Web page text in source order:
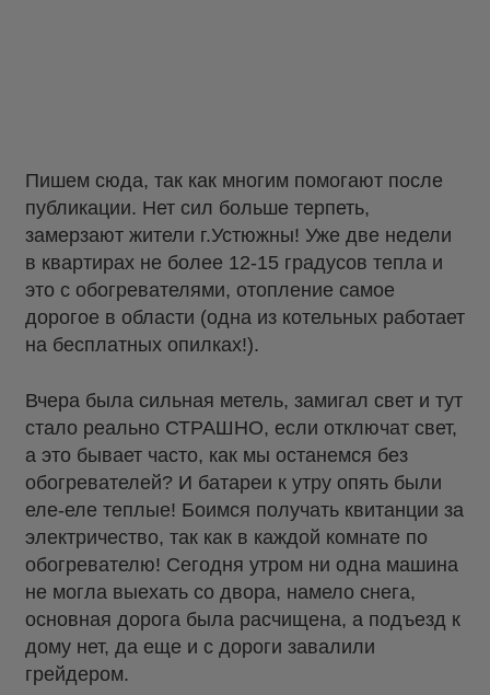
Пишем сюда, так как многим помогают после
публикации. Нет сил больше терпеть,
замерзают жители г.Устюжны! Уже две недели
в квартирах не более 12-15 градусов тепла и
это с обогревателями, отопление самое
дорогое в области (одна из котельных работает
на бесплатных опилках!).
Вчера была сильная метель, замигал свет и тут
стало реально СТРАШНО, если отключат свет,
а это бывает часто, как мы останемся без
обогревателей? И батареи к утру опять были
еле-еле теплые! Боимся получать квитанции за
электричество, так как в каждой комнате по
обогревателю! Сегодня утром ни одна машина
не могла выехать со двора, намело снега,
основная дорога была расчищена, а подъезд к
дому нет, да еще и с дороги завалили
грейдером.